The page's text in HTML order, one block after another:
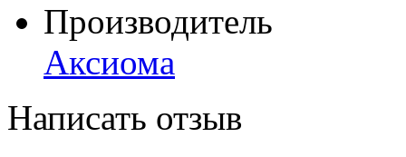
Производитель
Аксиома
Написать отзыв